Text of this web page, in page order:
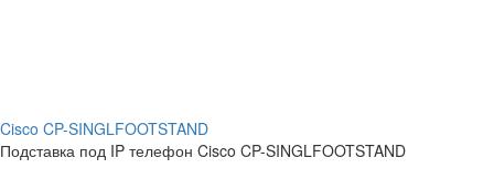
Cisco CP-SINGLFOOTSTAND
Подставка под IP телефон Cisco CP-SINGLFOOTSTAND